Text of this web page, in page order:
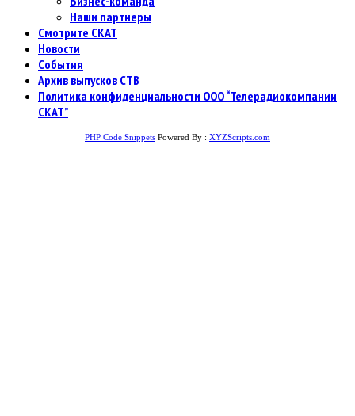
Наши партнеры
Смотрите СКАТ
Новости
События
Архив выпусков СТВ
Политика конфиденциальности ООО “Телерадиокомпании
СКАТ”
PHP Code Snippets Powered By : XYZScripts.com